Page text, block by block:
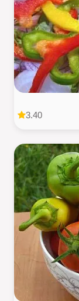
3.40